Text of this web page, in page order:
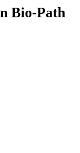
Bio-Path